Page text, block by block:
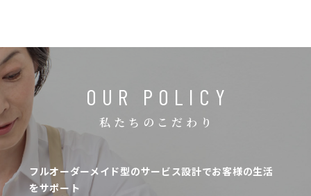
OUR POLICY
私たちのこだわり
フルオーダーメイド型のサービス設計でお客様の生活
をサポート